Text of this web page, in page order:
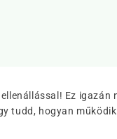
Ez
tudd, hogyan